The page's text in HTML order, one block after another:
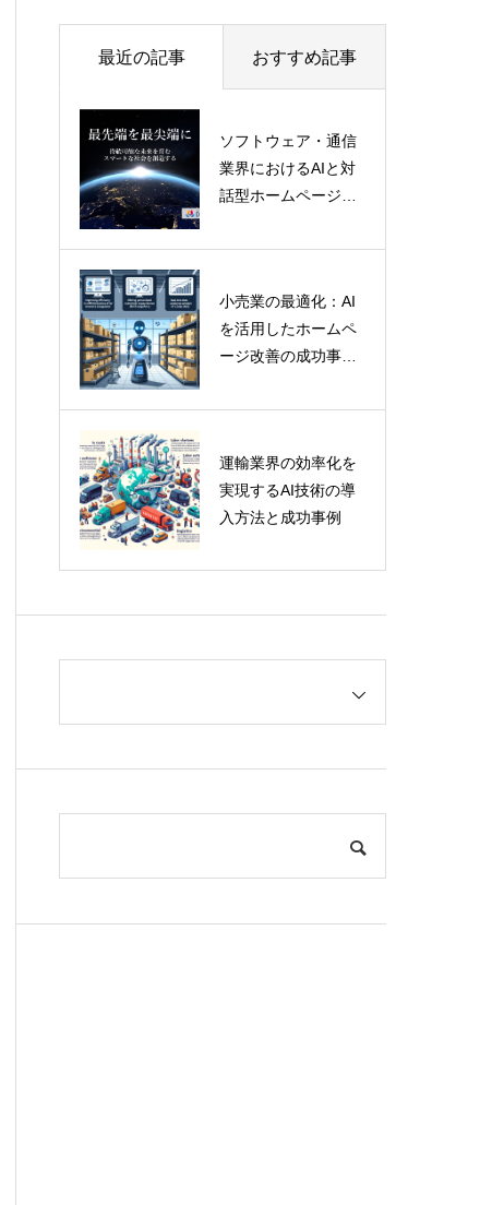
最近の記事 おすすめ記事
ソフトウェア・通信
業界におけるAIと対
話型ホームページの
小売業の最適化：AI
を活用したホームペ
ージ改善の成功事例
運輸業界の効率化を
実現するAI技術の導
入方法と成功事例
推しツレサービス